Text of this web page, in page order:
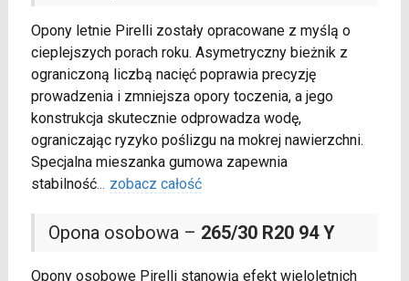
Opony letnie Pirelli zostały opracowane z myślą o
cieplejszych porach roku. Asymetryczny bieżnik z
ograniczoną liczbą nacięć poprawia precyzję
prowadzenia i zmniejsza opory toczenia, a jego
konstrukcja skutecznie odprowadza wodę,
ograniczając ryzyko poślizgu na mokrej nawierzchni.
Specjalna mieszanka gumowa zapewnia
stabilność... zobacz całość
Opona osobowa – 265/30 R20 94 Y
Opony osobowe Pirelli stanowią efekt wieloletnich